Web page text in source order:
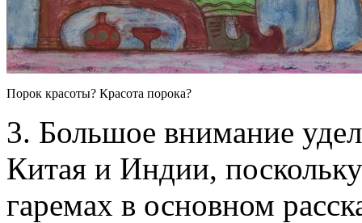
Порок красоты? Красота порока?
3. Большое внимание
Китая и Индии,
гаремах в основном